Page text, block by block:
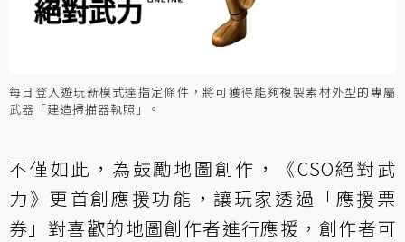
每日登入遊玩新模式達指定條件，將可獲得能夠複製素材外型的專屬
武器「建造掃描器執照」。
不僅如此，為鼓勵地圖創作，《CSO絕對武
力》更首創應援功能，讓玩家透過「應援票
券」對喜歡的地圖創作者進行應援，創作者可